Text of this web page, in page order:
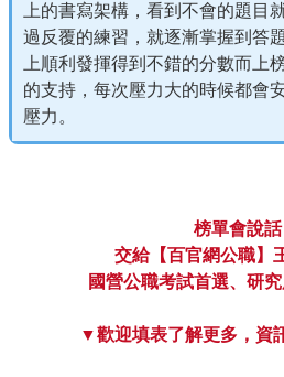
上的書寫架構，看到不會的題目
過反覆的練習，就逐漸掌握到答
上順利發揮得到不錯的分數而上
的支持，每次壓力大的時候都會
壓力。
榜單會說話
交給【百官網公職】
國營公職考試首選、研
▼歡迎填表了解更多，資